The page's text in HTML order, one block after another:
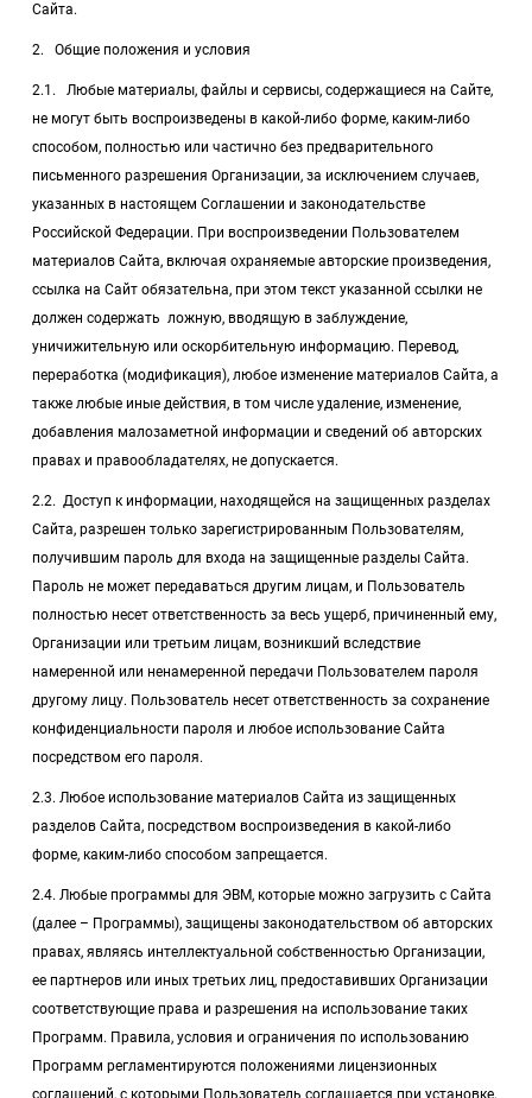
Сайта.
2. Общие положения и условия
2.1. Любые материалы, файлы и сервисы, содержащиеся на Сайте,
не могут быть воспроизведены в какой-либо форме, каким-либо
способом, полностью или частично без предварительного
письменного разрешения Организации, за исключением случаев,
указанных в настоящем Соглашении и законодательстве
Российской Федерации. При воспроизведении Пользователем
материалов Сайта, включая охраняемые авторские произведения,
ссылка на Сайт обязательна, при этом текст указанной ссылки не
должен содержать ложную, вводящую в заблуждение,
уничижительную или оскорбительную информацию. Перевод,
переработка (модификация), любое изменение материалов Сайта, а
также любые иные действия, в том числе удаление, изменение,
добавления малозаметной информации и сведений об авторских
правах и правообладателях, не допускается.
2.2. Доступ к информации, находящейся на защищенных разделах
Сайта, разрешен только зарегистрированным Пользователям,
получившим пароль для входа на защищенные разделы Сайта.
Пароль не может передаваться другим лицам, и Пользователь
полностью несет ответственность за весь ущерб, причиненный ему,
Организации или третьим лицам, возникший вследствие
намеренной или ненамеренной передачи Пользователем пароля
другому лицу. Пользователь несет ответственность за сохранение
конфиденциальности пароля и любое использование Сайта
посредством его пароля.
2.3. Любое использование материалов Сайта из защищенных
разделов Сайта, посредством воспроизведения в какой-либо
форме, каким-либо способом запрещается.
2.4. Любые программы для ЭВМ, которые можно загрузить с Сайта
(далее – Программы), защищены законодательством об авторских
правах, являясь интеллектуальной собственностью Организации,
ее партнеров или иных третьих лиц, предоставивших Организации
соответствующие права и разрешения на использование таких
Программ. Правила, условия и ограничения по использованию
Программ регламентируются положениями лицензионных
соглашений, с которыми Пользователь соглашается при установке,